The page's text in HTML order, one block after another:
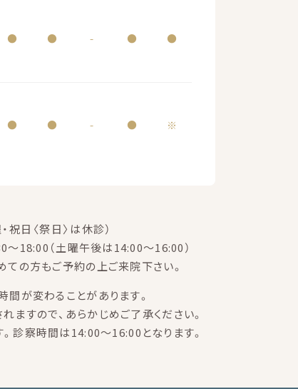
● ● - ● ●
● ● - ● ※
祝日〈祭日〉は休診）
～18:00（土曜午後は14:00～16:00）
ての方もご予約の上ご来院下さい。
間が変わることがあります。
すので、あらかじめご了承ください。
診察時間は14:00～16:00となります。